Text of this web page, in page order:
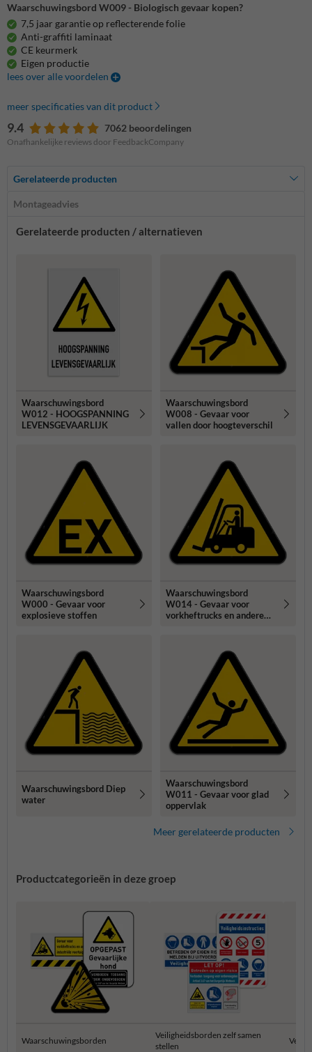
Waarschuwingsbord W009 - Biologisch gevaar kopen?
7,5 jaar garantie op reflecterende folie
Anti-graffiti laminaat
CE keurmerk
Eigen productie
lees over alle voordelen
meer specificaties van dit product
9.4 7062 beoordelingen
Onafhankelijke reviews door FeedbackCompany
Gerelateerde producten
Montageadvies
Gerelateerde producten / alternatieven
Waarschuwingsbord
W012 - HOOGSPANNING
LEVENSGEVAARLIJK
Waarschuwingsbord
W008 - Gevaar voor
vallen door hoogteverschil
Waarschuwingsbord
W000 - Gevaar voor
explosieve stoffen
Waarschuwingsbord
W014 - Gevaar voor
vorkheftrucks en andere
Waarschuwingsbord Diep
water
Waarschuwingsbord
W011 - Gevaar voor glad
oppervlak
Meer gerelateerde producten
Productcategorieën in deze groep
Waarschuwingsborden
Veiligheidsborden zelf samen
stellen